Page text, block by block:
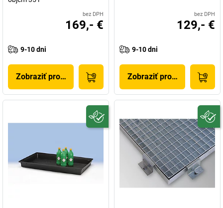
bez DPH
169,- €
9-10 dni
Zobraziť produkt
bez DPH
129,- €
9-10 dni
Zobraziť produkt